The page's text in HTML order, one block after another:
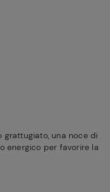
grattugiato, una noce di
energico per favorire la